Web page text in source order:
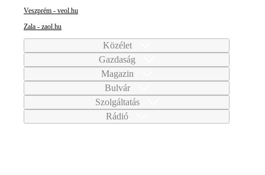
Veszprém - veol.hu
Zala - zaol.hu
Közélet
Gazdaság
Magazin
Bulvár
Szolgáltatás
Rádió